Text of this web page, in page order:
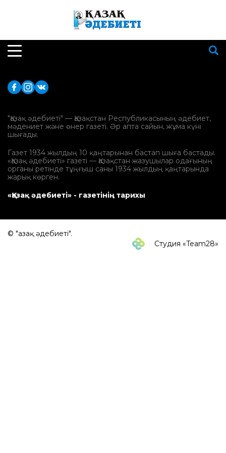
"Қазақ әдебиеті" — Қазақстан Республикасының әдебиет,
мәдениет және өнер газеті. Әр апта сайын, жұма күні
шығады.
Газет 1934 жылдың 10 қаңтарынан бастап шыға бастады.
«Қазақ әдебиеті» газеті — Қазақстан жазушылар одағының
органы ретінде тұңғыш саны 1934 жылдың қаңтарында
жарық көрген.
«Қазақ әдебиеті» - газетінің тарихы
© "Қазақ әдебиеті".
Студия «Team28»